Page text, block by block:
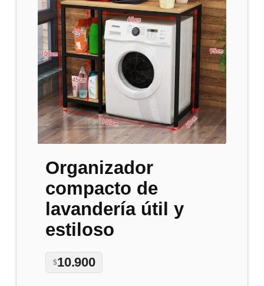
Organizador
compacto de
lavandería útil y
estiloso
$10.900